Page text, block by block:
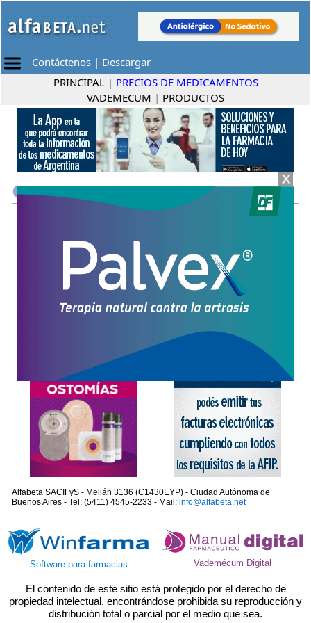
Contáctenos | Descargar
PRINCIPAL | PRECIOS DE MEDICAMENTOS
VADEMECUM | PRODUCTOS
Alfabeta SACIFyS - Melián 3136 (C1430EYP) - Ciudad Autónoma de
Buenos Aires - Tel: (5411) 4545-2233 - Mail: info@alfabeta.net
Software para farmacias Vademécum Digital
El contenido de este sitio está protegido por el derecho de
propiedad intelectual, encontrándose prohibida su reproducción y
distribución total o parcial por el medio que sea.